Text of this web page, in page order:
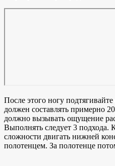
После этого ногу
должен составлять примерно
должно вызывать ощущение
Выполнять следует 3
сложности двигать нижней
полотенцем. За полотенце